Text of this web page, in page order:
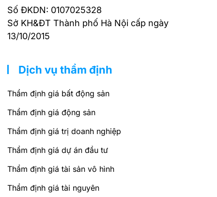
Số ĐKDN: 0107025328
Sở KH&ĐT Thành phố Hà Nội cấp ngày
13/10/2015
Dịch vụ thẩm định
Thẩm định giá bất động sản
Thẩm định giá động sản
Thẩm định giá trị doanh nghiệp
Thẩm định giá dự án đầu tư
Thẩm định giá tài sản vô hình
Thẩm định giá tài nguyên